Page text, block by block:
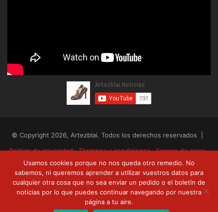
© Copyright 2026, Artezblai. Todos los derechos reservados |
Política de privacidad
Términos y condiciones
Formas de pago
Envíos y devoluciones
RSS Facebook
TwitterYouTube
Usamos cookies porque no nos queda otro remedio. No
sabemos, ni queremos aprender a utilizar vuestros datos para
cualquier otra cosa que no sea enviar un pedido o el boletín de
noticias por lo que puedes continuar navegando por nuestra
página a tu aire.